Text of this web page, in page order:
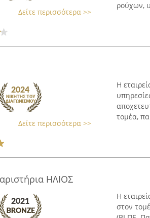
Δείτε περισσότερα >>
ρούχων,
Δείτε περισσότερα >>
Η
τομέα,
ΗΛΙΟΣ
Η
στον